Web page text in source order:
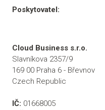
Poskytovatel:
Cloud Business s.r.o.
Slavníkova 2357/9
169 00 Praha 6 - Břevnov
Czech Republic
IČ: 01668005